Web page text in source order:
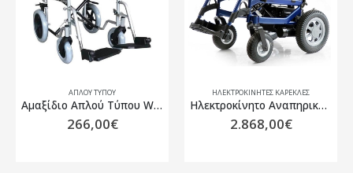
ΑΠΛΟΎ ΤΎΠΟΥ
Αμαξίδιο Απλού Τύπου Wheel Economy Transit 45cm
266,00€
ΗΛΕΚΤΡΟΚΊΝΗΤΕΣ ΚΑΡΈΚΛΕΣ
Ηλεκτροκίνητο Αναπηρικό Αμαξίδιο Wheel Jumber
2.868,00€